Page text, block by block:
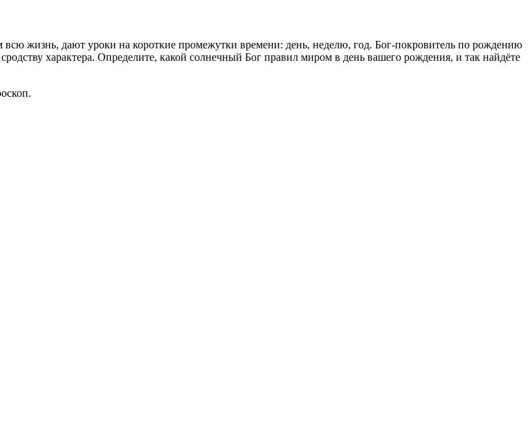
жизнь, дают уроки на короткие промежутки времени: день, неделю, год. Бог-покровитель по рождению
характера. Определите, какой солнечный Бог правил миром в день вашего рождения, и так найдёте